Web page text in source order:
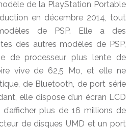
de la PlayStation Portable
en décembre 2014, tout
de PSP. Elle a des
des autres modèles de PSP,
de processeur plus lente de
vive de 62,5 Mo, et elle ne
de Bluetooth, de port série
elle dispose d’un écran LCD
plus de 16 millions de
de disques UMD et un port